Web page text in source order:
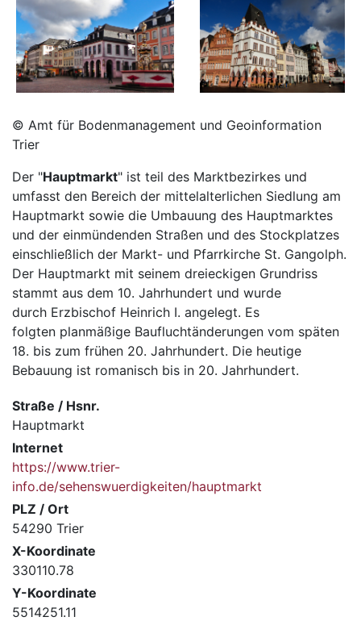
© Amt für Bodenmanagement und Geoinformation
Trier
Der "Hauptmarkt" ist teil des Marktbezirkes und
umfasst den Bereich der mittelalterlichen Siedlung am
Hauptmarkt sowie die Umbauung des Hauptmarktes
und der einmündenden Straßen und des Stockplatzes
einschließlich der Markt- und Pfarrkirche St. Gangolph.
Der Hauptmarkt mit seinem dreieckigen Grundriss
stammt aus dem 10. Jahrhundert und wurde
durch Erzbischof Heinrich I. angelegt. Es
folgten planmäßige Baufluchtänderungen vom späten
18. bis zum frühen 20. Jahrhundert. Die heutige
Bebauung ist romanisch bis in 20. Jahrhundert.
Straße / Hsnr.
Hauptmarkt
Internet
https://www.trier-
info.de/sehenswuerdigkeiten/hauptmarkt
PLZ / Ort
54290 Trier
X-Koordinate
330110.78
Y-Koordinate
5514251.11